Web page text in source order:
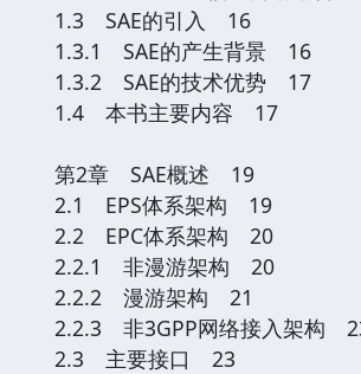
1.3 SAE的引入 16
1.3.1 SAE的产生背景 16
1.3.2 SAE的技术优势 17
1.4 本书主要内容 17
第2章 SAE概述 19
2.1 EPS体系架构 19
2.2 EPC体系架构 20
2.2.1 非漫游架构 20
2.2.2 漫游架构 21
2.2.3 非3GPP网络接入架构
2.3 主要接口 23